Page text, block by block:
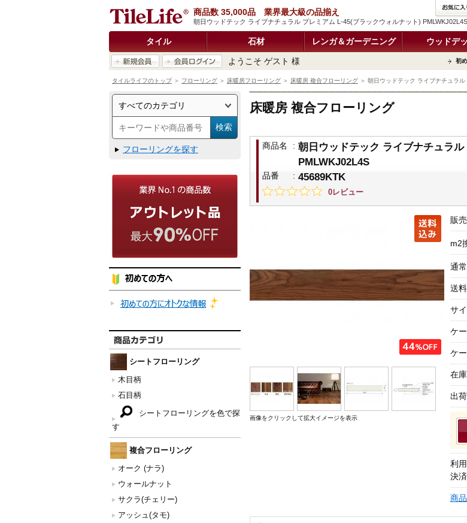
朝日ウッドテック ライブナチュラル プレミアム L-45(ブラックウォルナット)
商品数 35,000品 業界最大級の品揃え
タイル 石材 レンガ＆ガーデニング ウッドデ
ようこそ ゲスト 様 初
タイルライフのトップ＞ フローリング ＞ 床暖房フローリング ＞ 床暖房 複合フローリング ＞ 朝日ウッドテック ライブナチュラ
フローリングを探す
シートフローリング
木目柄
石目柄
シートフローリングを色で探
す
複合フローリング
オーク (ナラ)
ウォールナット
サクラ(チェリー)
アッシュ(タモ)
床暖房 複合フローリング
商品名 : 朝日ウッドテック ライブナチュラ
PMLWKJ02L4S
品番 : 45689KTK
0レビュー
画像をクリックして拡大イメージを表示
販
m2
通
送料
サ
ケ
ケ
在
出
利
決
商